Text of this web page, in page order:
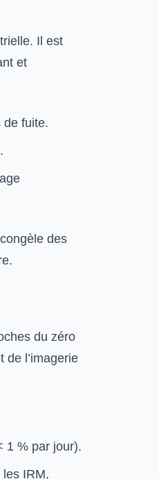
Il est
et
de fuite.
des
du zéro
de l’imagerie
1 % par jour).
IRM,